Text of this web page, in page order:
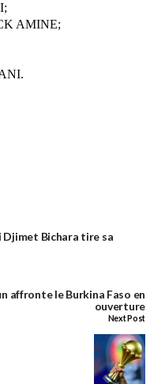
AMINE;
Djimet Bichara tire sa
affronte le Burkina Faso en
ouverture
Next Post